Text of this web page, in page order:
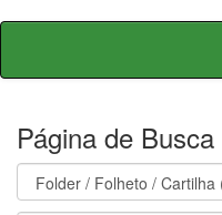
Skip
Página de Busca